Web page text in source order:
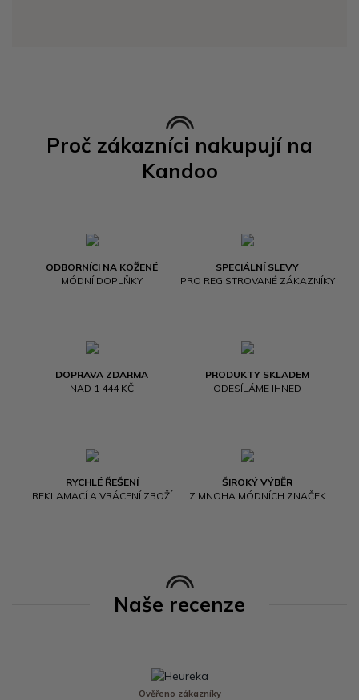
Proč zákazníci nakupují na
Kandoo
ODBORNÍCI NA KOŽENÉ
MÓDNÍ DOPLŇKY
SPECIÁLNÍ SLEVY
PRO REGISTROVANÉ ZÁKAZNÍKY
DOPRAVA ZDARMA
NAD 1 444 KČ
PRODUKTY SKLADEM
ODESÍLÁME IHNED
RYCHLÉ ŘEŠENÍ
REKLAMACÍ A VRÁCENÍ ZBOŽÍ
ŠIROKÝ VÝBĚR
Z MNOHA MÓDNÍCH ZNAČEK
Naše recenze
Ověřeno zákazníky